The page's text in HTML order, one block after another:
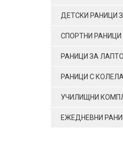
ДЕТСКИ РАНИЦИ
СПОРТНИ РАНИЦИ
РАНИЦИ ЗА
РАНИЦИ С КОЛЕЛА
УЧИЛИЩНИ
ЕЖЕДНЕВНИ